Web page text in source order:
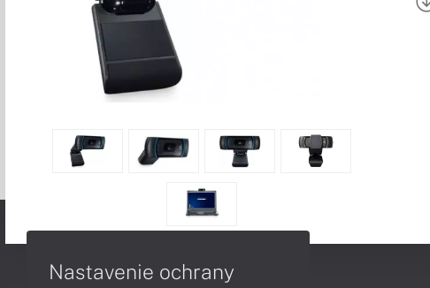
Nastavenie ochrany